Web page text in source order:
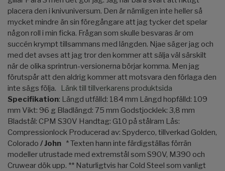
placera den i knivuniversum. Den är nämligen inte heller så
mycket mindre än sin föregångare att jag tycker det spelar
någon roll i min ficka. Frågan som skulle besvaras är om
succén krympt tillsammans med längden. Njae säger jag och
med det avses att jag tror den kommer att sälja väl särskilt
när de olika sprintrun-versionerna börjar komma. Men jag
förutspår att den aldrig kommer att motsvara den förlaga den
inte sägs följa.
Länk till tillverkarens produktsida
Specifikation: Längd utfälld: 184 mm Längd hopfälld: 109
mm Vikt: 96 g Bladlängd: 75 mm Godstjocklek: 3,8 mm
Bladstål: CPM S30V Handtag: G10 på stålram Lås:
Compressionlock Producerad av: Spyderco, tillverkad Golden,
Colorado / John * Texten hann inte färdigställas förrän
modeller utrustade med extremstål som S90V, M390 och
Cruwear dök upp. ** Naturligtvis har Cold Steel som vanligt